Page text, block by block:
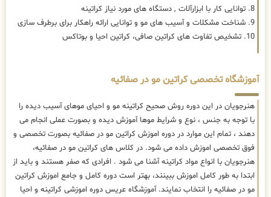
8. توانایی کار با ابزارآلات , دستگاه های مورد نیاز کراتینه
9. شناخت مشکلات و آسیب های مو و توانایی ارائه راهکار برای برطرف سازی
10. تشخیص تفاوت های کراتین صافی، کراتین احیا و بوتاکس
آموزشگاه تخصصی کراتین مو در صفائیه
هنرجویان در این دوره روش صحیح کراتینه مو و احیای موهای آسیب دیده را
با توجه به جنس ، نوع و شرایط موها آموزش دیده و بصورت عملی انجام می
دهند ، تمام این موارد در دوره اموزش کراتین مو در صفائیه بصورت تخصصی و
فوق تخصصی اموزش داده می شود. در کلاس های کراتین مو در صفائیه،
هنرجویان با انواع مواد کراتینه آشنا می شود . افرادی که صفر هستند و باید از
ابتدا به طور کامل اموزش ببینند، بهتر است دوره کامل و جامع اموزش کراتین
مو در صفائیه را انتخاب نمایند. آموزشگاه عریس دوره اموزشی کراتینه و احیا